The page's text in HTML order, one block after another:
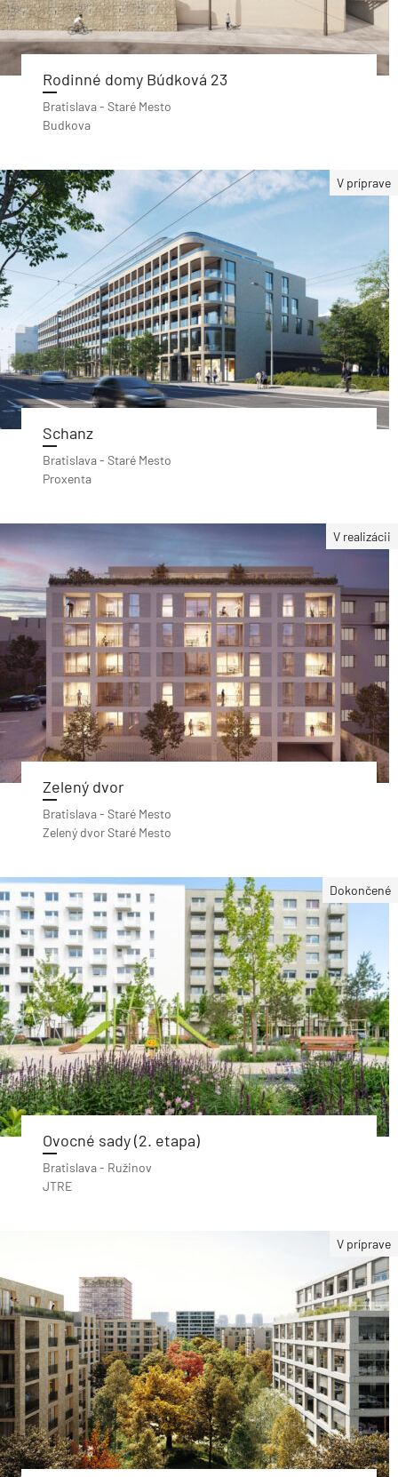
Rodinné domy Búdková 23
Bratislava - Staré Mesto
Budkova
V príprave
Schanz
Bratislava - Staré Mesto
Proxenta
V realizácii
Zelený dvor
Bratislava - Staré Mesto
Zelený dvor Staré Mesto
Dokončené
Ovocné sady (2. etapa)
Bratislava - Ružinov
JTRE
V príprave